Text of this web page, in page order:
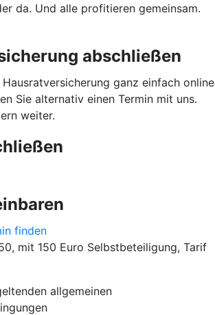
da. Und alle profitieren gemeinsam.
abschließen
Hausratversicherung ganz einfach online
Sie alternativ einen Termin mit uns.
weiter.
finden
mit 150 Euro Selbstbeteiligung, Tarif
allgemeinen